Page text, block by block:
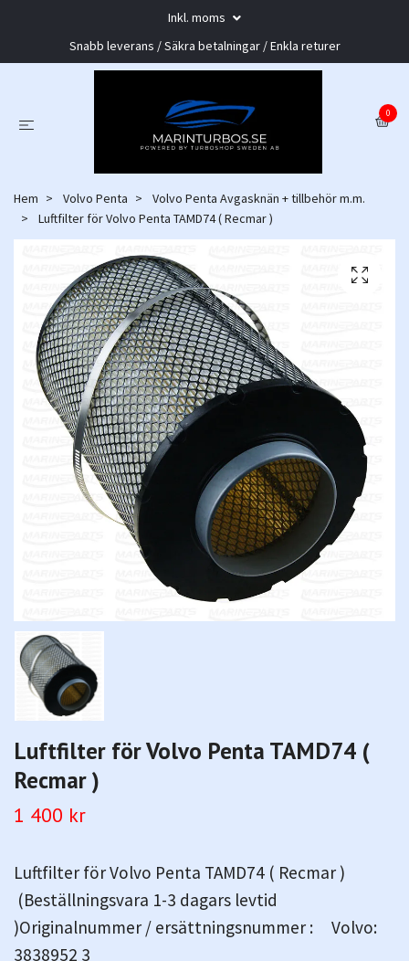
Inkl. moms
Snabb leverans / Säkra betalningar / Enkla returer
0
Hem Volvo Penta
Volvo Penta Avgasknän + tillbehör m.m.
Luftfilter för Volvo Penta TAMD74 ( Recmar )
Luftfilter för Volvo Penta TAMD74 (
Recmar )
1 400 kr
Luftfilter för Volvo Penta TAMD74 ( Recmar )
(Beställningsvara 1-3 dagars levtid
)Originalnummer / ersättningsnummer : Volvo:
3838952 3